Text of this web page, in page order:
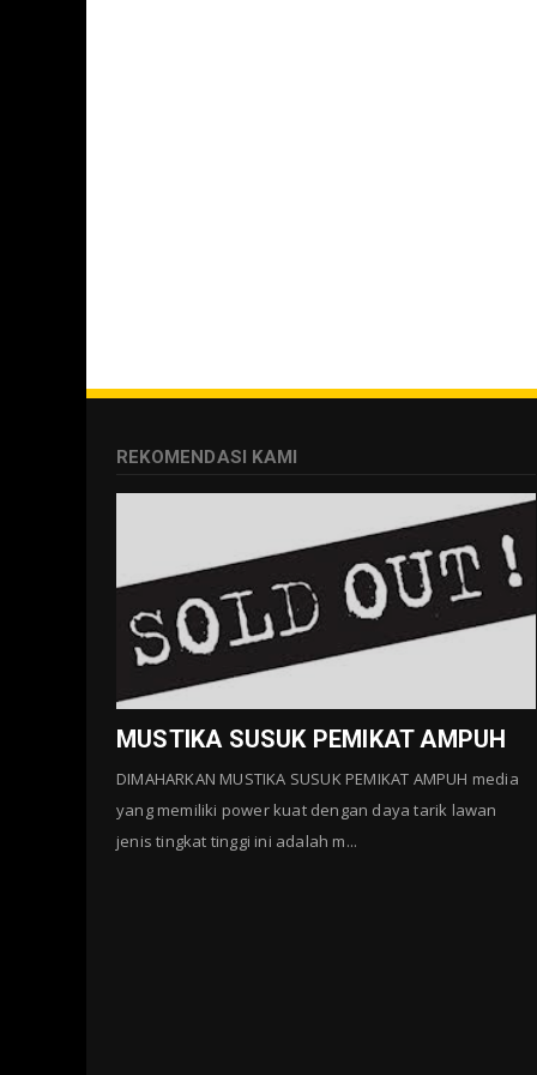
REKOMENDASI KAMI
MUSTIKA SUSUK PEMIKAT AMPUH
DIMAHARKAN MUSTIKA SUSUK PEMIKAT AMPUH media
yang memiliki power kuat dengan daya tarik lawan
jenis tingkat tinggi ini adalah m...